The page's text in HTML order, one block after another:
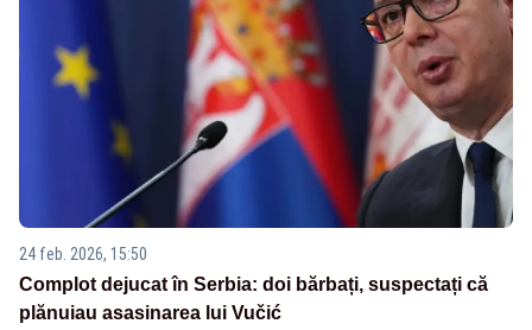
24 feb. 2026, 15:50
Complot dejucat în Serbia: doi bărbați, suspectați că
plănuiau asasinarea lui Vučić